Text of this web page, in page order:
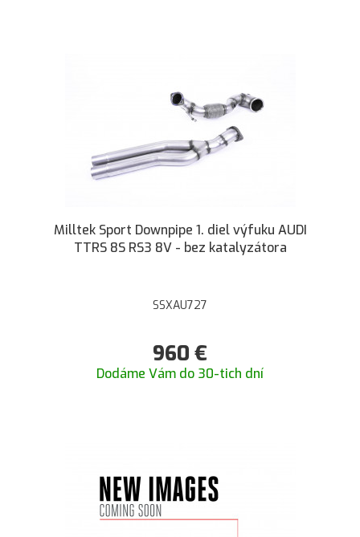
Milltek Sport Downpipe 1. diel výfuku AUDI
TTRS 8S RS3 8V - bez katalyzátora
SSXAU727
960 €
Dodáme Vám do 30-tich dní